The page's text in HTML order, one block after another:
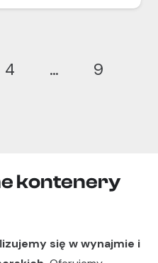
4 … 9
kontenery
się w wynajmie i